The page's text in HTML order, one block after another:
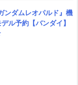
ンダムレオパルド』機
ル予約【バンダイ】